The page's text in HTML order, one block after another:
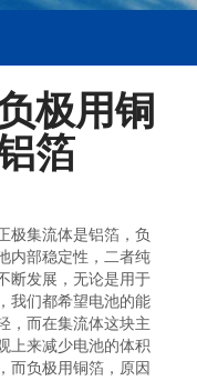
极用铜
箔
集流体是铝箔，负
内部稳定性，二者纯
断发展，无论是用于
我们都希望电池的能
，而在集流体这块主
上来减少电池的体积
而负极用铜箔，原因